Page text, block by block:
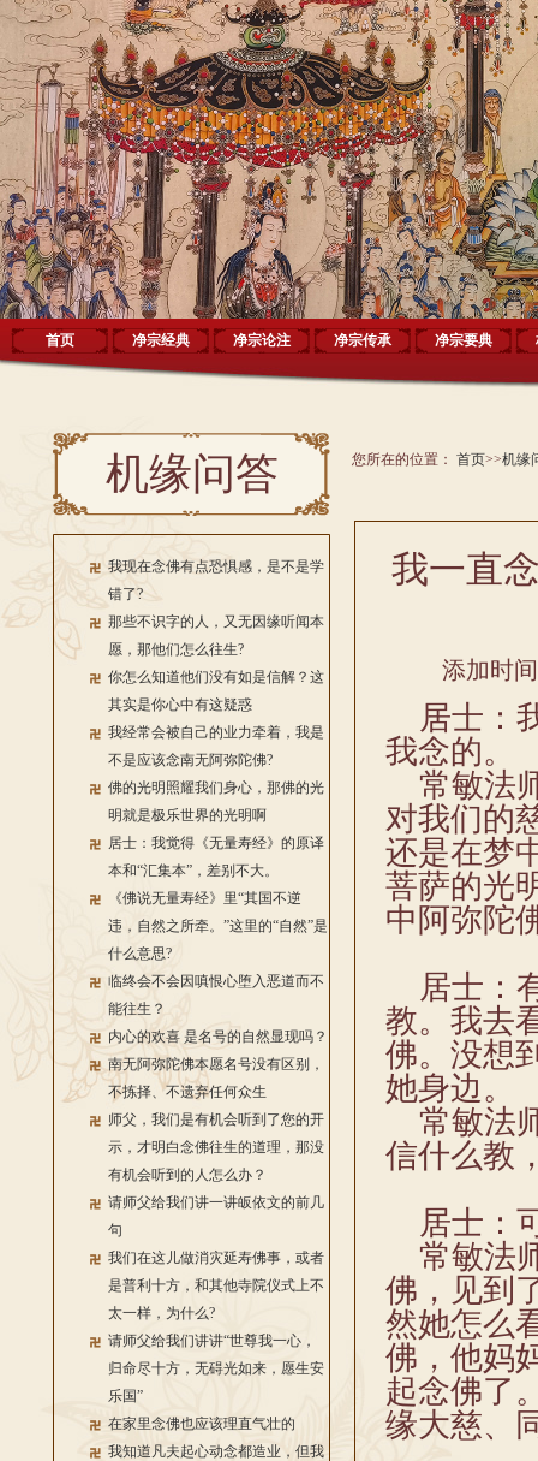
首页 净宗经典 净宗论注 净宗传承 净宗要典
机缘问答
我现在念佛有点恐惧感，是不是学
错了?
那些不识字的人，又无因缘听闻本
愿，那他们怎么往生?
你怎么知道他们没有如是信解？这
其实是你心中有这疑惑
我经常会被自己的业力牵着，我是
不是应该念南无阿弥陀佛?
佛的光明照耀我们身心，那佛的光
明就是极乐世界的光明啊
居士：我觉得《无量寿经》的原译
本和“汇集本”，差别不大。
《佛说无量寿经》里“其国不逆
违，自然之所牵。”这里的“自然”是
什么意思?
临终会不会因嗔恨心堕入恶道而不
能往生？
内心的欢喜 是名号的自然显现吗？
南无阿弥陀佛本愿名号没有区别，
不拣择、不遗弃任何众生
师父，我们是有机会听到了您的开
示，才明白念佛往生的道理，那没
有机会听到的人怎么办？
请师父给我们讲一讲皈依文的前几
句
我们在这儿做消灾延寿佛事，或者
是普利十方，和其他寺院仪式上不
太一样，为什么?
请师父给我们讲讲“世尊我一心，
归命尽十方，无碍光如来，愿生安
乐国”
在家里念佛也应该理直气壮的
我知道凡夫起心动念都造业，但我
您所在的位置： 首页>>机缘
我一直
添加时
居士：
我念的。
常敏法
对我们的
还是在梦
菩萨的光
中阿弥陀
居士：
教。我去
佛。没想
她身边。
常敏法
信什么教
居士：
常敏法
佛，见到
然她怎么
佛，他妈
起念佛了
缘大慈、